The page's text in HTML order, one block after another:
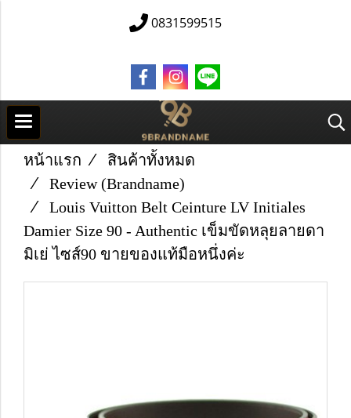
0831599515
หน้าแรก
สินค้าทั้งหมด
Review (Brandname)
Louis Vuitton Belt Ceinture LV Initiales
Damier Size 90 - Authentic เข็มขัดหลุยลายดา
มิเย่ ไซส์90 ขายของแท้มือหนึ่งค่ะ